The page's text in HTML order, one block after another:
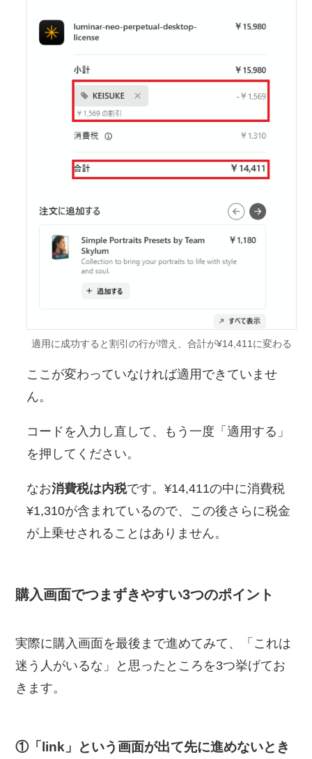
適用に成功すると割引の行が増え、合計が¥14,411に変わる
ここが変わっていなければ適用できていませ
ん。
コードを入力し直して、もう一度「適用する」
を押してください。
なお消費税は内税です。¥14,411の中に消費税
¥1,310が含まれているので、この後さらに税金
が上乗せされることはありません。
購入画面でつまずきやすい3つのポイント
実際に購入画面を最後まで進めてみて、「これは
迷う人がいるな」と思ったところを3つ挙げてお
きます。
①「link」という画面が出て先に進めないとき